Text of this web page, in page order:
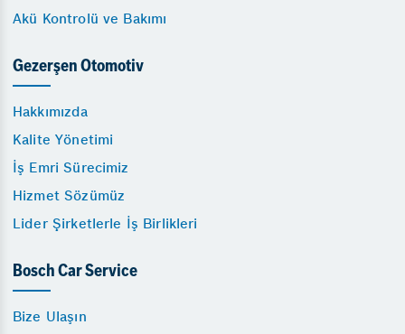
Akü Kontrolü ve Bakımı
Gezerşen Otomotiv
Hakkımızda
Kalite Yönetimi
İş Emri Sürecimiz
Hizmet Sözümüz
Lider Şirketlerle İş Birlikleri
Bosch Car Service
Bize Ulaşın